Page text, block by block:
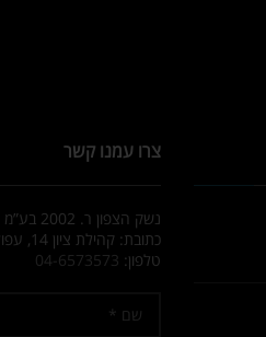
צרו עמנו קשר
נשק הצפון ר. 2002 בע”מ
כתובת: קהילת ציון 14, עפולה
טלפון: 04-6573573